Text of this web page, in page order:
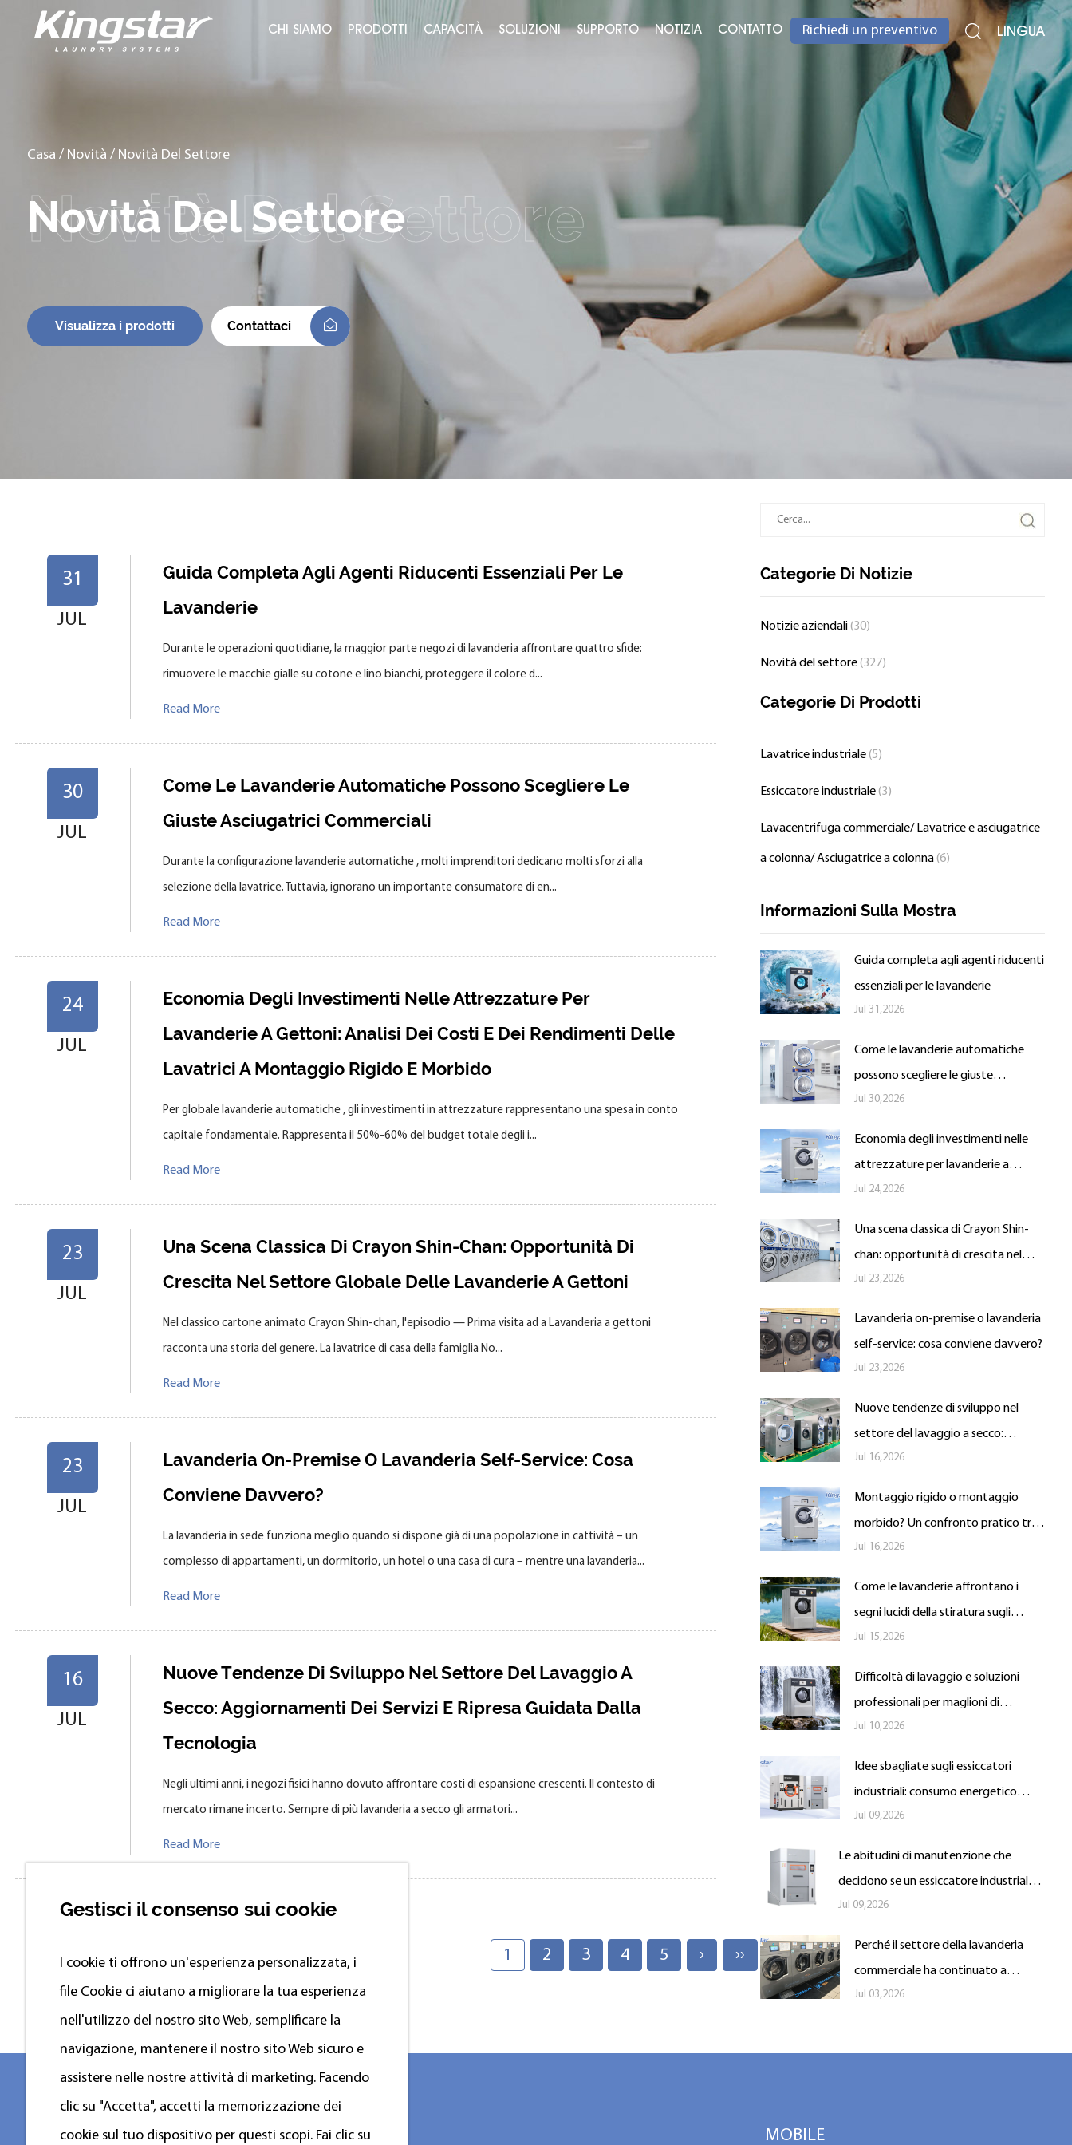
CHI SIAMO PRODOTTI CAPACITÀ SOLUZIONI SUPPORTO NOTIZIA CONTATTO Richiedi un preventivo LINGUA
Casa / Novità / Novità Del Settore
Novità Del Settore
Visualizza i prodotti Contattaci
Categorie Di Notizie
Notizie aziendali(30)
Novità del settore(327)
Categorie Di Prodotti
Lavatrice industriale(5)
Essiccatore industriale(3)
Lavacentrifuga commerciale/ Lavatrice e asciugatrice
a colonna/ Asciugatrice a colonna(6)
Informazioni Sulla Mostra
Guida completa agli agenti riducenti
essenziali per le lavanderie
Jul 31,2026
Come le lavanderie automatiche
possono scegliere le giuste
asciugatrici commerciali
Jul 30,2026
Economia degli investimenti nelle
attrezzature per lavanderie a
gettoni: analisi dei costi e dei
Jul 24,2026
Una scena classica di Crayon Shin-
chan: opportunità di crescita nel
settore globale delle lavanderie a
Jul 23,2026
Lavanderia on-premise o lavanderia
self-service: cosa conviene davvero?
Jul 23,2026
Nuove tendenze di sviluppo nel
settore del lavaggio a secco:
aggiornamenti dei servizi e ripresa
Jul 16,2026
Montaggio rigido o montaggio
morbido? Un confronto pratico tra
lavatrici
Jul 16,2026
Come le lavanderie affrontano i
segni lucidi della stiratura sugli
indumenti
Jul 15,2026
Difficoltà di lavaggio e soluzioni
professionali per maglioni di
cashmere nelle lavanderie
Jul 10,2026
Idee sbagliate sugli essiccatori
industriali: consumo energetico
nascosto e problemi di trasparenza
Jul 09,2026
Le abitudini di manutenzione che
decidono se un essiccatore industriale
dura un decennio o si guasta in tre anni
Jul 09,2026
Perché il settore della lavanderia
commerciale ha continuato a
crescere negli ultimi vent'anni
Jul 03,2026
31
JUL
Guida Completa Agli Agenti Riducenti Essenziali Per Le
Lavanderie
Durante le operazioni quotidiane, la maggior parte negozi di lavanderia affrontare quattro sfide:
rimuovere le macchie gialle su cotone e lino bianchi, proteggere il colore d...
Read More
30
JUL
Come Le Lavanderie Automatiche Possono Scegliere Le
Giuste Asciugatrici Commerciali
Durante la configurazione lavanderie automatiche , molti imprenditori dedicano molti sforzi alla
selezione della lavatrice. Tuttavia, ignorano un importante consumatore di en...
Read More
24
JUL
Economia Degli Investimenti Nelle Attrezzature Per
Lavanderie A Gettoni: Analisi Dei Costi E Dei Rendimenti Delle
Lavatrici A Montaggio Rigido E Morbido
Per globale lavanderie automatiche , gli investimenti in attrezzature rappresentano una spesa in conto
capitale fondamentale. Rappresenta il 50%-60% del budget totale degli i...
Read More
23
JUL
Una Scena Classica Di Crayon Shin-Chan: Opportunità Di
Crescita Nel Settore Globale Delle Lavanderie A Gettoni
Nel classico cartone animato Crayon Shin-chan, l'episodio — Prima visita ad a Lavanderia a gettoni
racconta una storia del genere. La lavatrice di casa della famiglia No...
Read More
23
JUL
Lavanderia On-Premise O Lavanderia Self-Service: Cosa
Conviene Davvero?
La lavanderia in sede funziona meglio quando si dispone già di una popolazione in cattività – un
complesso di appartamenti, un dormitorio, un hotel o una casa di cura – mentre una lavanderia...
Read More
16
JUL
Nuove Tendenze Di Sviluppo Nel Settore Del Lavaggio A
Secco: Aggiornamenti Dei Servizi E Ripresa Guidata Dalla
Tecnologia
Negli ultimi anni, i negozi fisici hanno dovuto affrontare costi di espansione crescenti. Il contesto di
mercato rimane incerto. Sempre di più lavanderia a secco gli armatori...
Read More
1 2 3 4 5 › ››
MOBILE
Gestisci il consenso sui cookie
I cookie ti offrono un'esperienza personalizzata, i
file Сookie ci aiutano a migliorare la tua esperienza
nell'utilizzo del nostro sito Web, semplificare la
navigazione, mantenere il nostro sito Web sicuro e
assistere nelle nostre attività di marketing. Facendo
clic su "Accetta", accetti la memorizzazione dei
cookie sul tuo dispositivo per questi scopi. Fai clic su